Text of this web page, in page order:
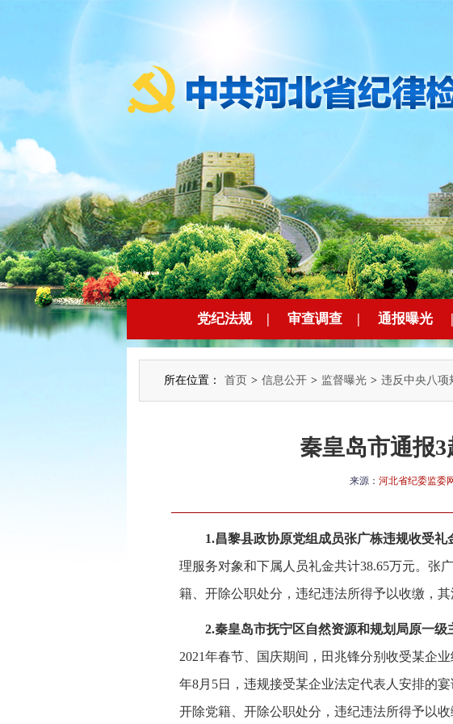
党纪法规 | 审查调查 | 通报曝光 |
所在位置： 首页 > 信息公开 > 监督曝光 > 违反中央八项
秦皇岛市通报
来源： 河北省纪委监委
1.昌黎县政协原党组成员张广栋违规收受礼
理服务对象和下属人员礼金共计38.65万元。张
籍、开除公职处分，违纪违法所得予以收缴，
2.秦皇岛市抚宁区自然资源和规划局原一
2021年春节、国庆期间，田兆锋分别收受某企
年8月5日，违规接受某企业法定代表人安排的
开除党籍、开除公职处分，违纪违法所得予以